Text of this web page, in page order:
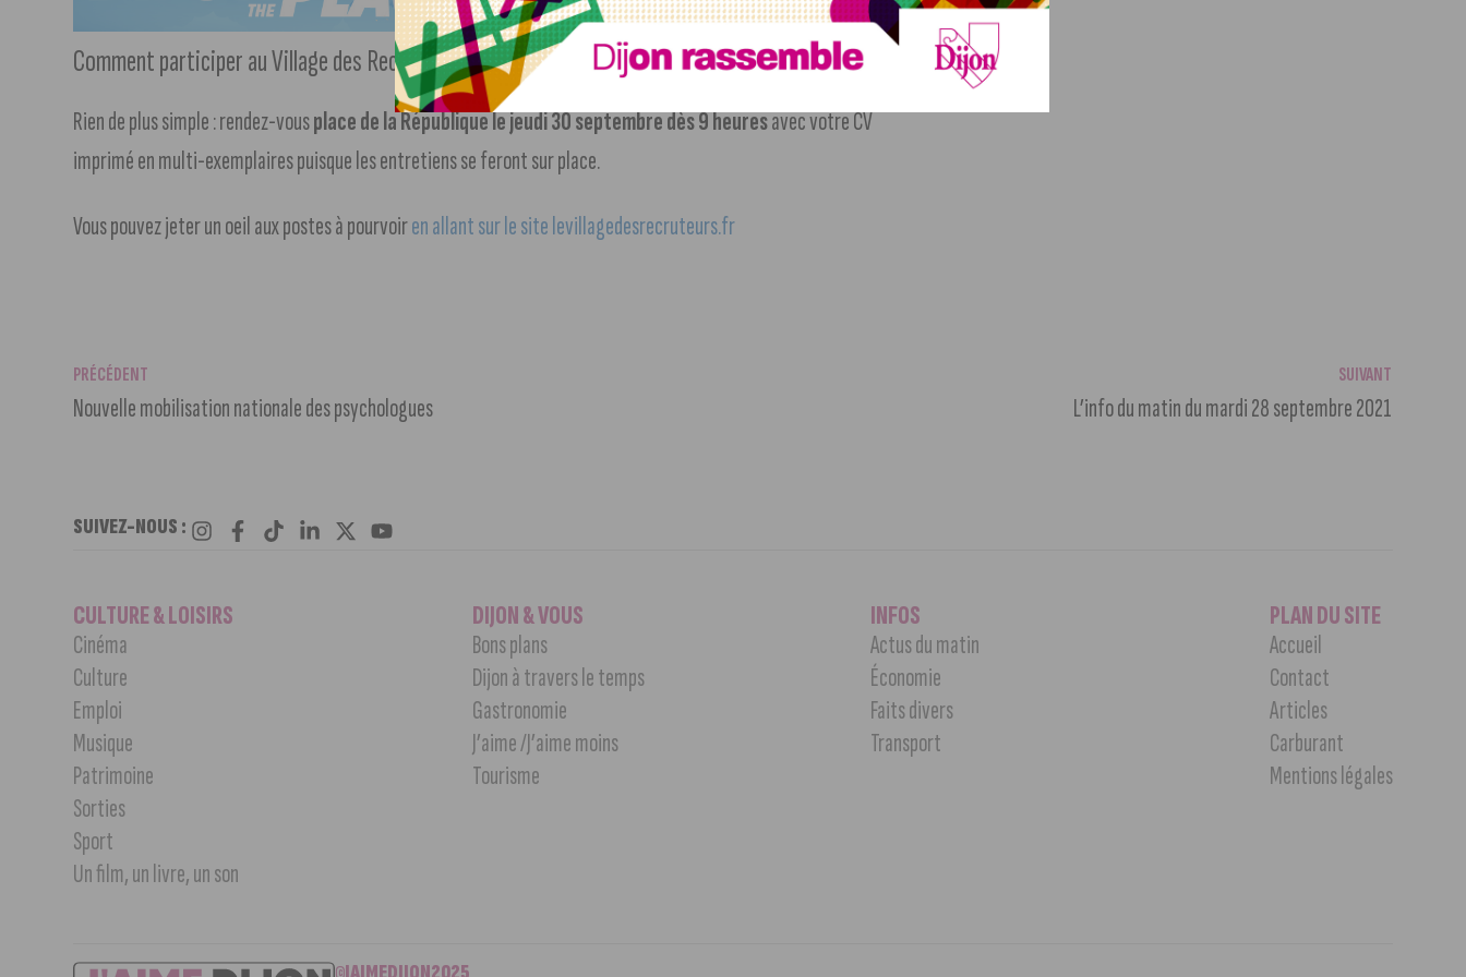
Comment participer au Village des Recruteurs de Dijon ?
Rien de plus simple : rendez-vousplace de la République le jeudi 30 septembre dès 9 heuresavec votre CV
imprimé en multi-exemplaires puisque les entretiens se feront sur place.
Vous pouvez jeter un oeil aux postes à pourvoiren allant sur le site levillagedesrecruteurs.fr
PRÉCÉDENT
Nouvelle mobilisation nationale des psychologues
SUIVANT
L’info du matin du mardi 28 septembre 2021
SUIVEZ-NOUS :
CULTURE & LOISIRS
Cinéma
Culture
Emploi
Musique
Patrimoine
Sorties
Sport
Un film, un livre, un son
DIJON & VOUS
Bons plans
Dijon à travers le temps
Gastronomie
J’aime /J’aime moins
Tourisme
INFOS
Actus du matin
Économie
Faits divers
Transport
PLAN DU SITE
Accueil
Contact
Articles
Carburant
Mentions légales